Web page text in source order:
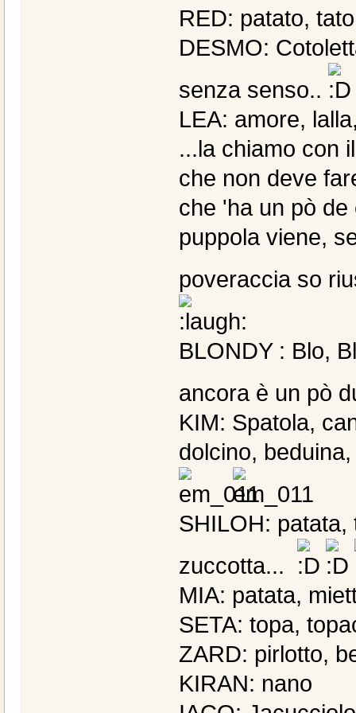
RED: patato,
DESMO:
senza senso..
LEA: amore,
...la chiamo con
che non deve
che 'ha un pò
puppola viene,
poveraccia so
BLONDY : Blo,
ancora è un pò
KIM: Spatola,
dolcino,
SHILOH: patata,
zuccotta...
MIA: patata,
SETA: topa,
ZARD: pirlotto,
KIRAN: nano